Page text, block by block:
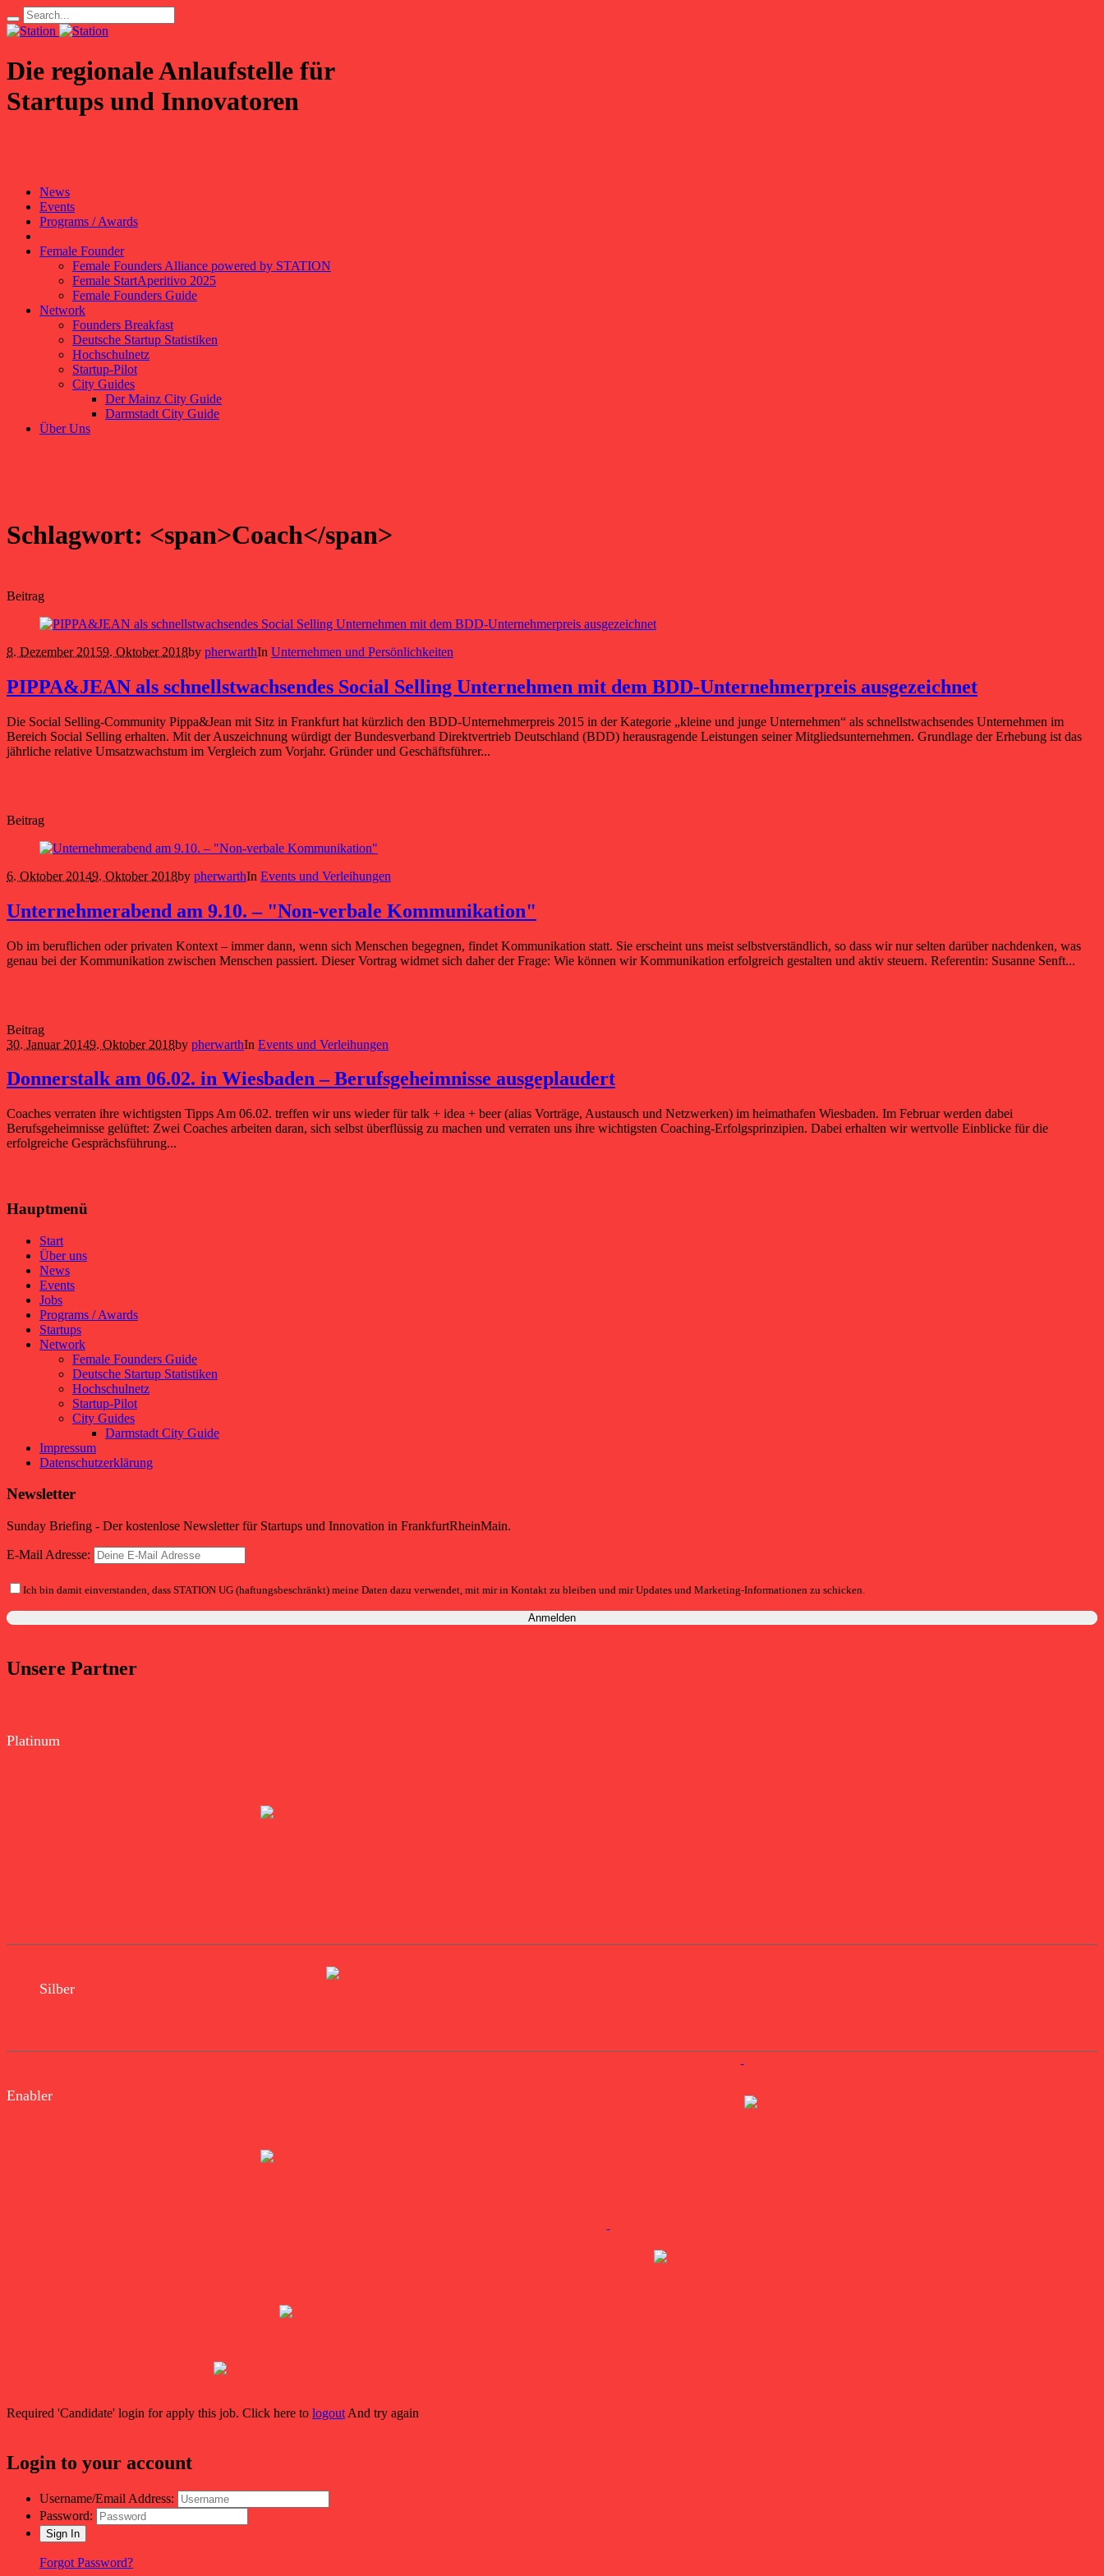
Die regionale Anlaufstelle für
Startups und Innovatoren
News
Events
Programs / Awards
Female Founder
Female Founders Alliance powered by STATION
Female StartAperitivo 2025
Female Founders Guide
Network
Founders Breakfast
Deutsche Startup Statistiken
Hochschulnetz
Startup-Pilot
City Guides
Der Mainz City Guide
Darmstadt City Guide
Über Uns
Schlagwort: <span>Coach</span>
Beitrag
8. Dezember 20159. Oktober 2018by pherwarthIn Unternehmen und Persönlichkeiten
PIPPA&JEAN als schnellstwachsendes Social Selling Unternehmen mit dem BDD-Unternehmerpreis ausgezeichnet
Die Social Selling-Community Pippa&Jean mit Sitz in Frankfurt hat kürzlich den BDD-Unternehmerpreis 2015 in der Kategorie „kleine und junge Unternehmen“ als schnellstwachsendes Unternehmen im
Bereich Social Selling erhalten. Mit der Auszeichnung würdigt der Bundesverband Direktvertrieb Deutschland (BDD) herausragende Leistungen seiner Mitgliedsunternehmen. Grundlage der Erhebung ist das
jährliche relative Umsatzwachstum im Vergleich zum Vorjahr. Gründer und Geschäftsführer...
Beitrag
6. Oktober 20149. Oktober 2018by pherwarthIn Events und Verleihungen
Unternehmerabend am 9.10. – "Non-verbale Kommunikation"
Ob im beruflichen oder privaten Kontext – immer dann, wenn sich Menschen begegnen, findet Kommunikation statt. Sie erscheint uns meist selbstverständlich, so dass wir nur selten darüber nachdenken, was
genau bei der Kommunikation zwischen Menschen passiert. Dieser Vortrag widmet sich daher der Frage: Wie können wir Kommunikation erfolgreich gestalten und aktiv steuern. Referentin: Susanne Senft...
Beitrag
30. Januar 20149. Oktober 2018by pherwarthIn Events und Verleihungen
Donnerstalk am 06.02. in Wiesbaden – Berufsgeheimnisse ausgeplaudert
Coaches verraten ihre wichtigsten Tipps Am 06.02. treffen wir uns wieder für talk + idea + beer (alias Vorträge, Austausch und Netzwerken) im heimathafen Wiesbaden. Im Februar werden dabei
Berufsgeheimnisse gelüftet: Zwei Coaches arbeiten daran, sich selbst überflüssig zu machen und verraten uns ihre wichtigsten Coaching-Erfolgsprinzipien. Dabei erhalten wir wertvolle Einblicke für die
erfolgreiche Gesprächsführung...
Hauptmenü
Start
Über uns
News
Events
Jobs
Programs / Awards
Startups
Network
Female Founders Guide
Deutsche Startup Statistiken
Hochschulnetz
Startup-Pilot
City Guides
Darmstadt City Guide
Impressum
Datenschutzerklärung
Newsletter
Sunday Briefing - Der kostenlose Newsletter für Startups und Innovation in FrankfurtRheinMain.
E-Mail Adresse:
Ich bin damit einverstanden, dass STATION UG (haftungsbeschränkt) meine Daten dazu verwendet, mit mir in Kontakt zu bleiben und mir Updates und Marketing-Informationen zu schicken.
Unsere Partner
Platinum
Silber
Enabler
Required 'Candidate' login for apply this job. Click here to logout And try again
Login to your account
Username/Email Address:
Password:
Forgot Password?